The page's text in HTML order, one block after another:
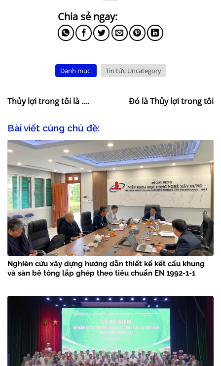
Danh mục: Tin tức Uncategory
Thủy lợi trong tôi là …. Đó là Thủy lợi trong tôi
Bài viết cùng chủ đề:
Nghiên cứu xây dựng hướng dẫn thiết kế kết cấu khung
và sàn bê tông lắp ghép theo tiêu chuẩn EN 1992-1-1